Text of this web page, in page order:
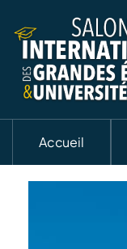
Accueil